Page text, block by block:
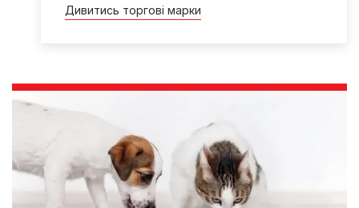
Дивитись торгові марки